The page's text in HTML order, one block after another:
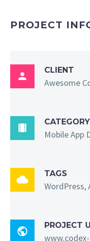
PROJECT

CLIENT
Awesome

CATEGORY
Mobile App

TAGS
WordPress,

PROJECT